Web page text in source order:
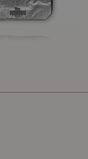
のメッシュを軽
。